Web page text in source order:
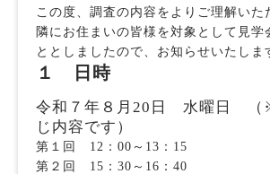
この度、調査の内容をよりご理解いた
隣にお住まいの皆様を対象として見学
ととしましたので、お知らせいたしま
１ 日時
令和７年８月20日 水曜日 （
じ内容です）
第１回 12：00～13：15
第２回 15：30～16：40